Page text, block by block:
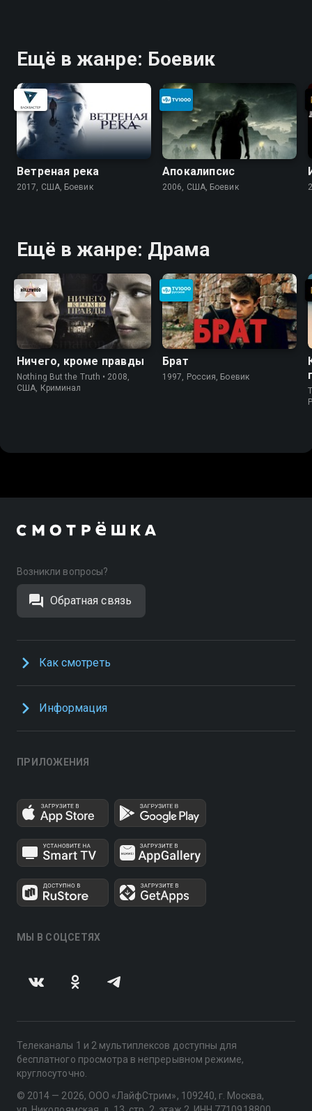
Ещё в жанре: Боевик
Ветреная река
2017, США, Боевик
Апокалипсис
2006, США, Боевик
Ещё в жанре: Драма
Ничего, кроме правды
Nothing But the Truth • 2008,
США, Криминал
Брат
1997, Россия, Боевик
Возникли вопросы?
Обратная связь
Как смотреть
Информация
ПРИЛОЖЕНИЯ
МЫ В СОЦСЕТЯХ
Телеканалы 1 и 2 мультиплексов доступны для
бесплатного просмотра в непрерывном режиме,
круглосуточно.
© 2014 — 2026, ООО «ЛайфСтрим», 109240, г. Москва,